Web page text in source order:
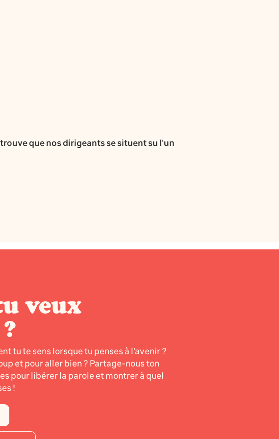
que nos dirigeants se situent su l'un
veux
tu te sens lorsque tu penses à l’avenir ?
et pour aller bien ? Partage-nous ton
pour libérer la parole et montrer à quel
!